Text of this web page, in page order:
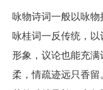
咏物诗词一般以咏
咏桂词一反传统，
形象，议论也能充
柔，情疏迹远只香